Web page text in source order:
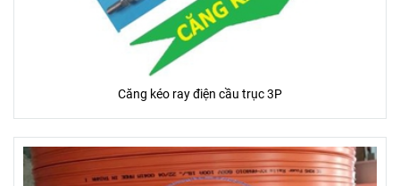
Căng kéo ray điện cầu trục 3P